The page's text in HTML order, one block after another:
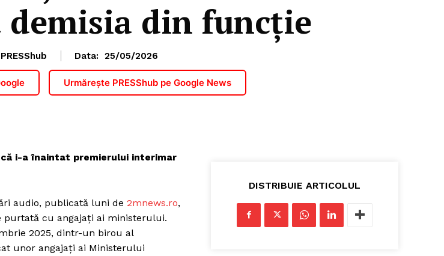
din funcție
PRESShub Data: 25/05/2026
Urmărește PRESShub pe Google News
i-a înaintat premierului interimar
audio, publicată luni de 2mnews.ro,
cu angajați ai ministerului.
2025, dintr-un birou al
unor angajați ai Ministerului
DISTRIBUIE ARTICOLUL